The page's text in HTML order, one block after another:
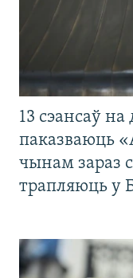
13 сэансаў
паказваюць
чынам зараз
трапляюць у